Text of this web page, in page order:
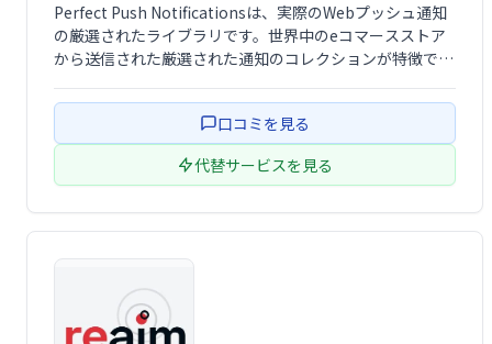
Perfect Push Notificationsは、実際のWebプッシュ通知
の厳選されたライブラリです。世界中のeコマースストア
から送信された厳選された通知のコレクションが特徴で、
見えるかを理解するのに役立ちます。
口コミを見る
代替サービスを見る